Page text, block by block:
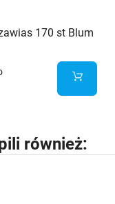
170 st Blum
również: